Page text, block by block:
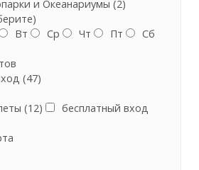
и Океанариумы (2)
Вт Ср Чт Пт
Сб
(47)
(12)
бесплатный вход